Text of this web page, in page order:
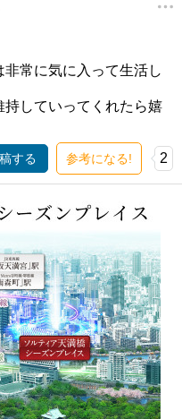
常に気に入って生活し
していってくれたら嬉
する 参考になる! 2